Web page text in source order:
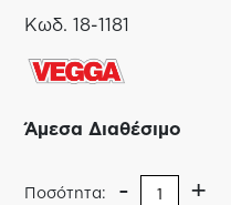
Κωδ. 18-1181
Άμεσα Διαθέσιμο
- +
Ποσότητα: